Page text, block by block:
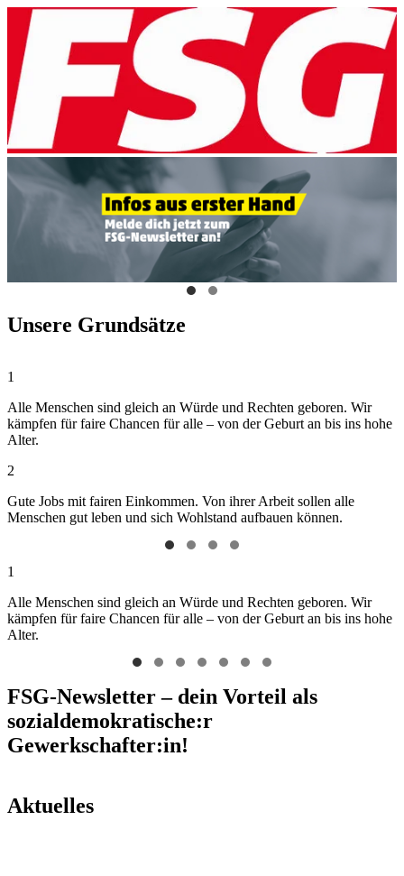
Unsere Grundsätze
1
Alle Menschen sind gleich an Würde und Rechten geboren. Wir
kämpfen für faire Chancen für alle – von der Geburt an bis ins hohe
Alter.
2
Gute Jobs mit fairen Einkommen. Von ihrer Arbeit sollen alle
Menschen gut leben und sich Wohlstand aufbauen können.
1
Alle Menschen sind gleich an Würde und Rechten geboren. Wir
kämpfen für faire Chancen für alle – von der Geburt an bis ins hohe
Alter.
FSG-Newsletter – dein Vorteil als
sozialdemokratische:r
Gewerkschafter:in!
Aktuelles